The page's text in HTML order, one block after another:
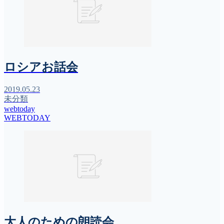
ロシアお話会
2019.05.23
未分類
webtoday
WEBTODAY